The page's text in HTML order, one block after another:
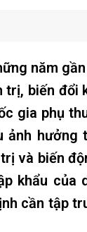
năm
biến đổi
gia phụ
ảnh
và biến
khẩu của
cần tập